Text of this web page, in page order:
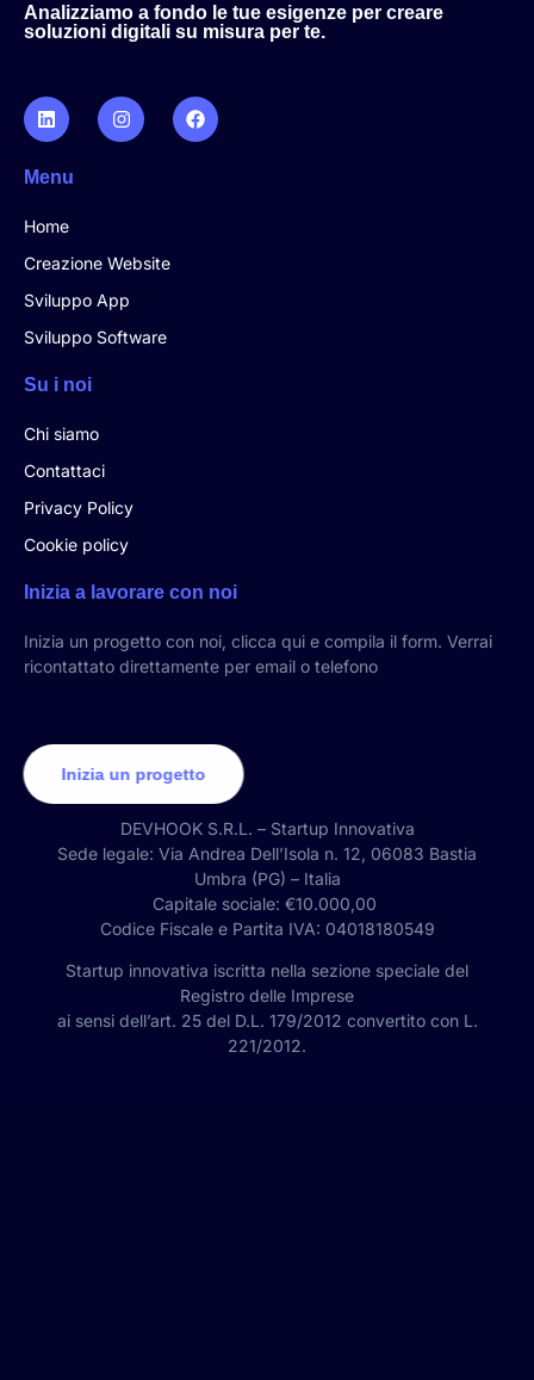
Analizziamo a fondo le tue esigenze per creare
soluzioni digitali su misura per te.
Menu
Home
Creazione Website
Sviluppo App
Sviluppo Software
Su i noi
Chi siamo
Contattaci
Privacy Policy
Cookie policy
Inizia a lavorare con noi
Inizia un progetto con noi, clicca qui e compila il form. Verrai
ricontattato direttamente per email o telefono
Inizia un progetto
DEVHOOK S.R.L. – Startup Innovativa
Sede legale: Via Andrea Dell’Isola n. 12, 06083 Bastia
Umbra (PG) – Italia
Capitale sociale: €10.000,00
Codice Fiscale e Partita IVA: 04018180549
Startup innovativa iscritta nella sezione speciale del
Registro delle Imprese
ai sensi dell’art. 25 del D.L. 179/2012 convertito con L.
221/2012.